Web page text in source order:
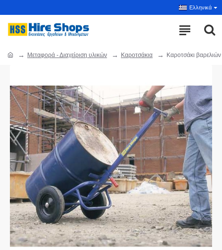
Ελληνικά
Μεταφορά - Διαχείριση υλικών Καροτσάκια Καροτσάκι